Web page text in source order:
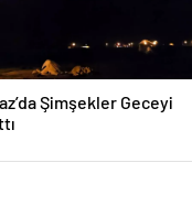
Şimşekler Geceyi